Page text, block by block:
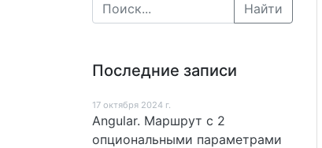
Найти
Последние записи
17 октября 2024 г.
Angular. Маршрут c 2
опциональными параметрами